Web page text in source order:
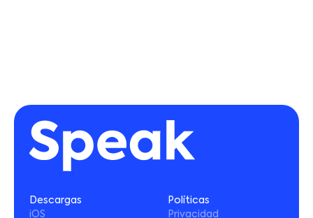
Políticas
Privacidad
Descargas
iOS